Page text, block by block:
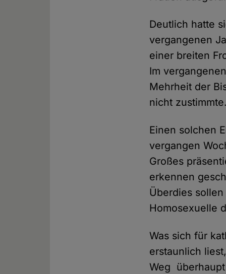
Deutlich hatte
vergangenen
einer breiten
Im
Mehrheit der
nicht zustimmte.
Einen solchen
vergangen
Großes
erkennen
Überdies
Homosexuelle
Was sich für
erstaunlich
Weg